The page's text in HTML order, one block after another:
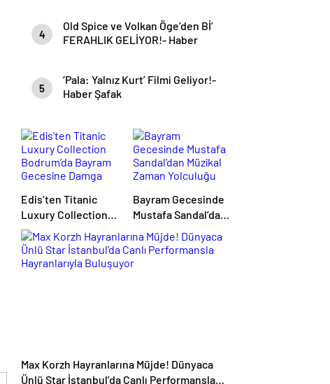
4
Old Spice ve Volkan Öge’den Bİ’
FERAHLIK GELİYOR!- Haber
5
‘Pala: Yalnız Kurt’ Filmi Geliyor!-
Haber Şafak
Edis’ten Titanic
Luxury Collection
Bodrum’da Bayram
Gecesine Damga
Vuran Performans
Bayram Gecesinde
Mustafa Sandal’dan
Müzikal Zaman
Yolculuğu
Max Korzh Hayranlarına Müjde! Dünyaca
Ünlü Star İstanbul’da Canlı Performansla